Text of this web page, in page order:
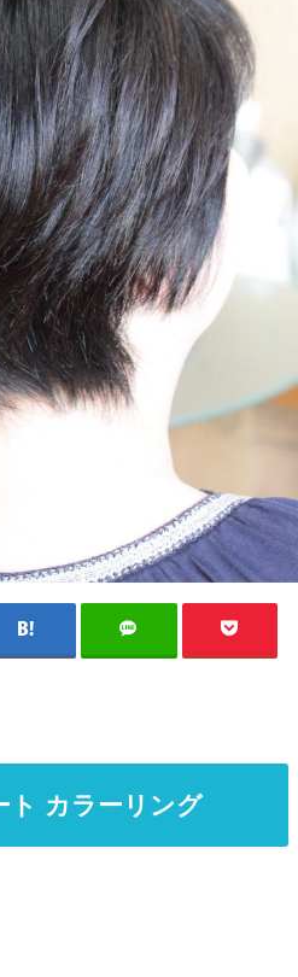
ト カラーリング